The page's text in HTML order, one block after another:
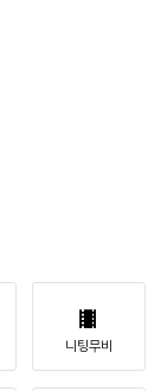
니팅무비